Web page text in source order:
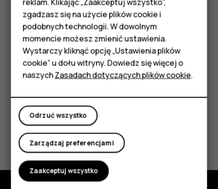
podstawowymi
Akcesoria
HMD Terra M
Tablety
Moje konto
Wskazówka:Aby monitorować użycie danych,
dotknijUstawienia>Sieć i Internet>Użycie danych
Zatrzymywanie roamingu transmisji danych
DotknijUstawienia>Sieć i Internet>Sieć komórkowa
następnie wyłącz opcjęRoaming.
Czy te informacje były pomocne?
Tak Nie
zgadzasz się na użycie plików cookie i
podobnych technologii. W dowolnym
momencie możesz zmienić ustawienia.
Wystarczy kliknąć opcję „Ustawienia plików
cookie” u dołu witryny. Dowiedz się więcej o
naszychZasadach dotyczących plików cookie.
Odrzuć wszystko
Zarządzaj preferencjami
Zaakceptuj wszystko